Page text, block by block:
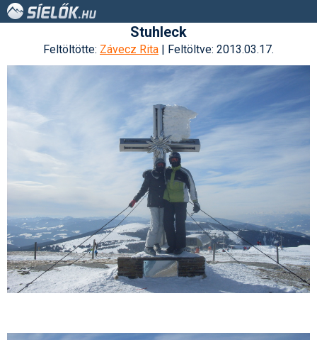
Stuhleck
Feltöltötte: Závecz Rita | Feltöltve: 2013.03.17.